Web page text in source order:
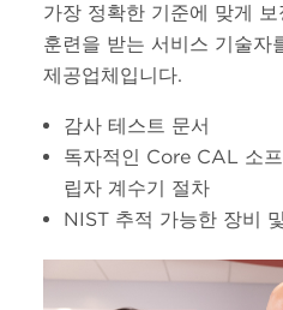
가장 정확한 기준에 맞게
훈련을 받는 서비스 기술자
제공업체입니다.
감사 테스트 문서
독자적인 Core CAL 소
립자 계수기 절차
NIST 추적 가능한 장비